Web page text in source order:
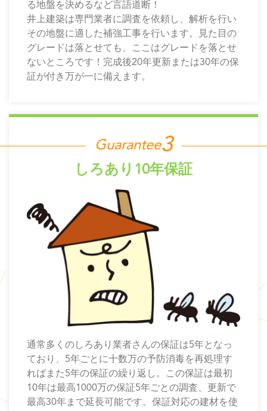
る地盤を決めるなど言語道断！
井上建築は専門業者に調査を依頼し、解析を行い
その地盤に適した補強工事を行います。見た目の
グレードは落とせても、ここはグレードを落とせ
ないところです！完成後20年更新または30年の保
証が付き万が一に備えます。
Guarantee
しろあり10年保証
通常多くのしろあり業者さんの保証は5年となっ
ており、5年ごとに十数万の予防消毒を再処理す
ればまた5年の保証の繰り返し。この保証は最初
10年は最高1000万の保証5年ごとの調査、更新で
最高30年まで延長可能です。保証対応の建材を使